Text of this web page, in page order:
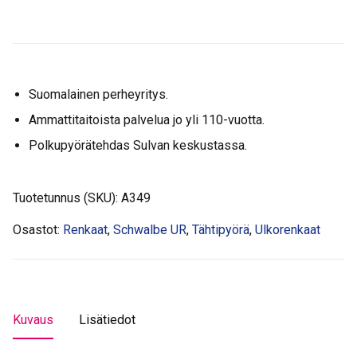
Suomalainen perheyritys.
Ammattitaitoista palvelua jo yli 110-vuotta.
Polkupyörätehdas Sulvan keskustassa.
Tuotetunnus (SKU): A349
Osastot: Renkaat, Schwalbe UR, Tähtipyörä, Ulkorenkaat
Kuvaus Lisätiedot